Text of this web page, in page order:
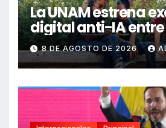
La UNAM estrena
digital anti-IA
técnicas y angustia
estudiantil
8 DE AGOSTO DE 2026